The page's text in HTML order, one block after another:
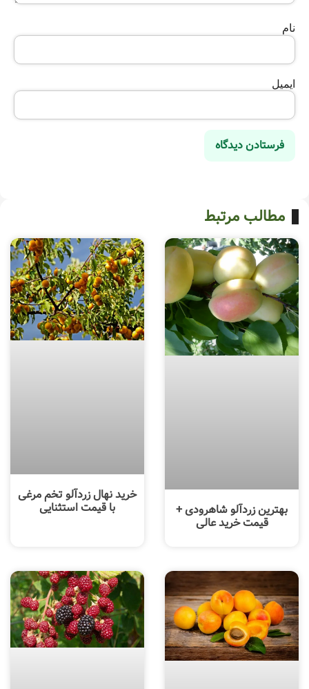
نام
ایمیل
مطالب مرتبط
بهترین زردآلو شاهرودی +
قیمت خرید عالی
خرید نهال زردآلو تخم مرغی
با قیمت استثنایی